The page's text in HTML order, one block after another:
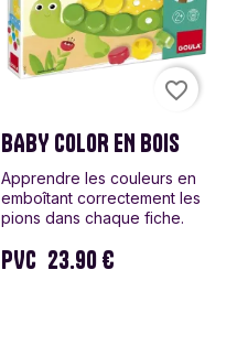
BABY COLOR EN BOIS
Apprendre les couleurs en
emboîtant correctement les
pions dans chaque fiche.
PVC 23.90 €
favorite_border